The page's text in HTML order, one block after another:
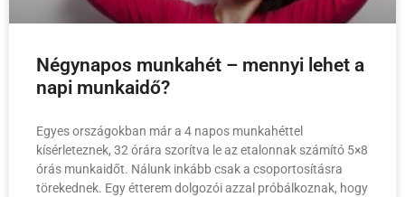
Négynapos munkahét – mennyi lehet a
napi munkaidő?
Egyes országokban már a 4 napos munkahéttel
kísérleteznek, 32 órára szorítva le az etalonnak számító 5×8
órás munkaidőt. Nálunk inkább csak a csoportosításra
törekednek. Egy étterem dolgozói azzal próbálkoznak, hogy